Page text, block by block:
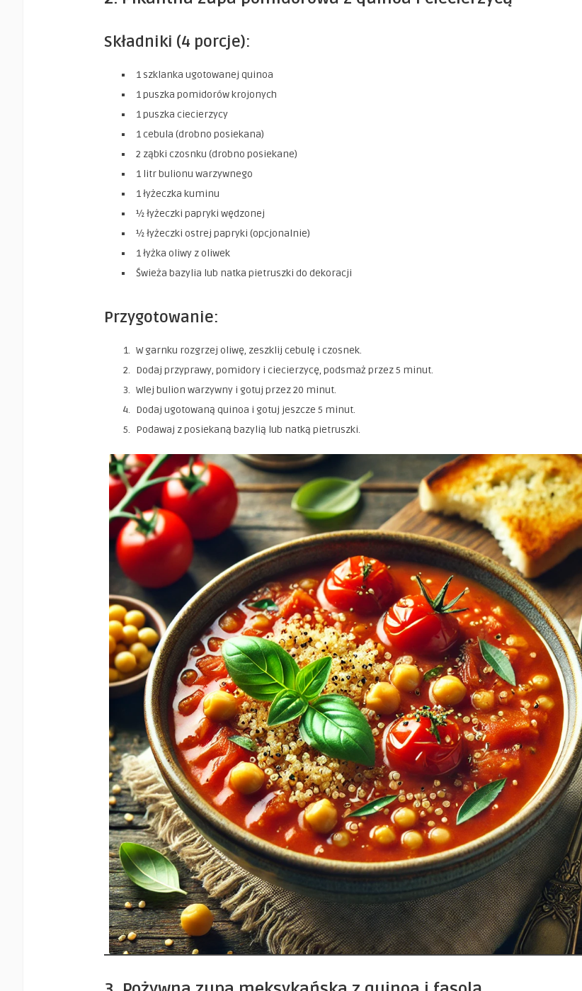
Składniki (4 porcje):
1 szklanka ugotowanej quinoa
1 puszka pomidorów krojonych
1 puszka ciecierzycy
1 cebula (drobno posiekana)
2 ząbki czosnku (drobno posiekane)
1 litr bulionu warzywnego
1 łyżeczka kuminu
½ łyżeczki papryki wędzonej
½ łyżeczki ostrej papryki (opcjonalnie)
1 łyżka oliwy z oliwek
Świeża bazylia lub natka pietruszki do dekoracji
Przygotowanie:
W garnku rozgrzej oliwę, zeszklij cebulę i czosnek.
Dodaj przyprawy, pomidory i ciecierzycę, podsmaż przez 5 minut.
Wlej bulion warzywny i gotuj przez 20 minut.
Dodaj ugotowaną quinoa i gotuj jeszcze 5 minut.
Podawaj z posiekaną bazylią lub natką pietruszki.